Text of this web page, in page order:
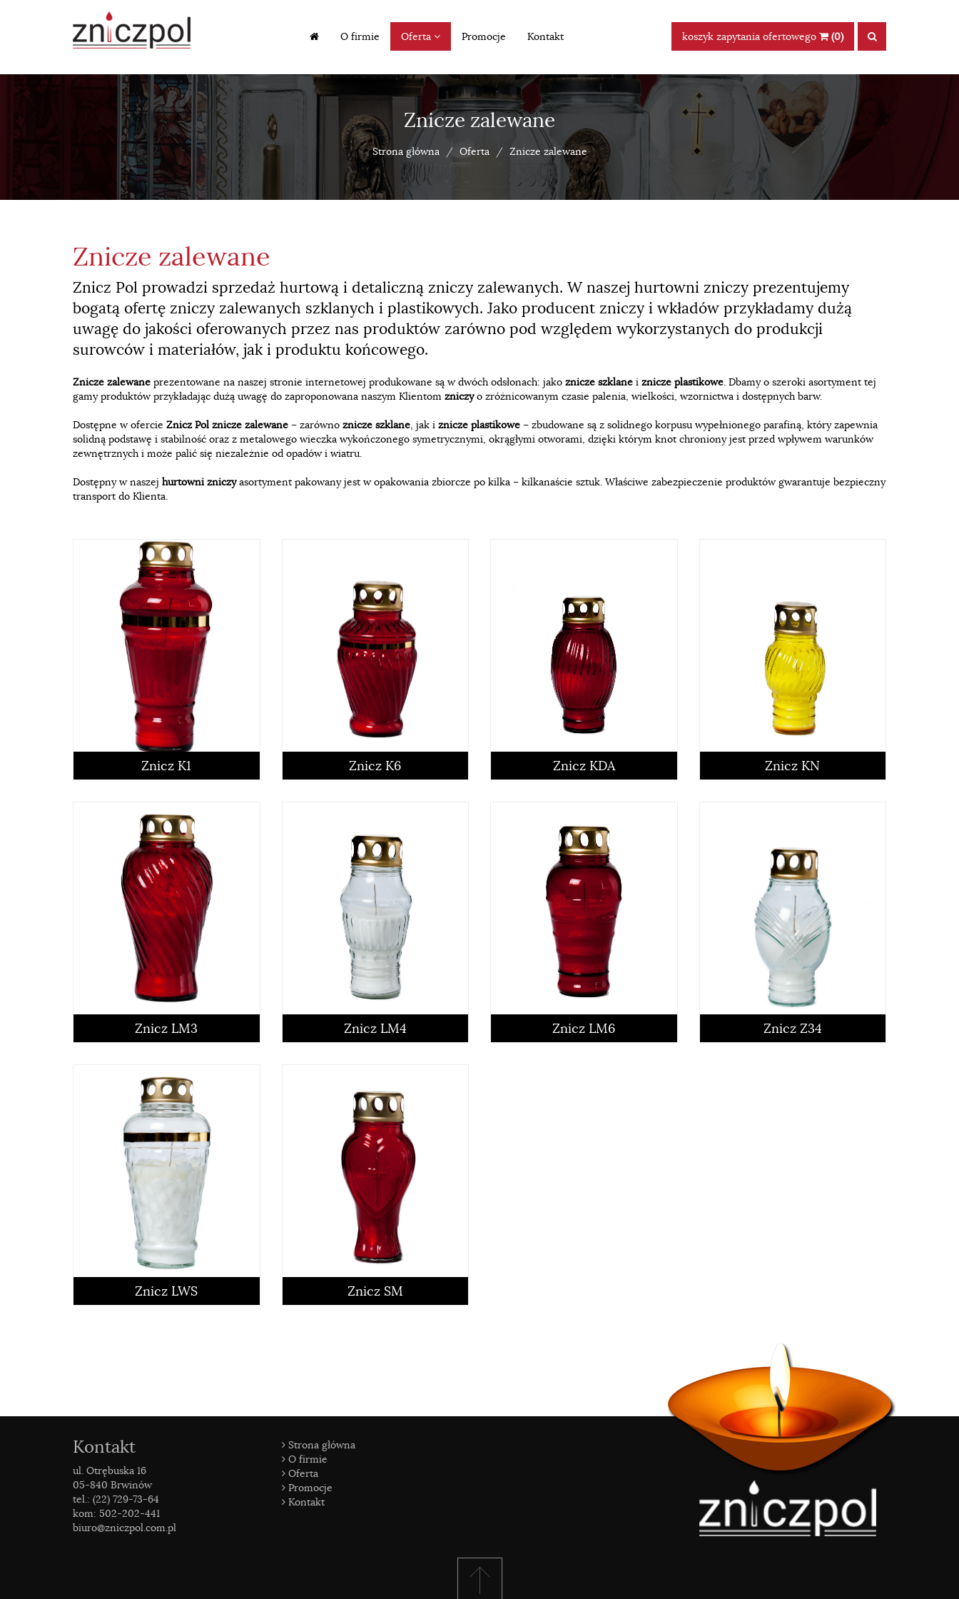
O firmie Oferta Promocje Kontakt koszyk zapytania ofertowego (0)
Znicze zalewane
Strona główna Oferta Znicze zalewane
Znicze zalewane
Znicz Pol prowadzi sprzedaż hurtową i detaliczną zniczy zalewanych. W naszej hurtowni zniczy prezentujemy
bogatą ofertę zniczy zalewanych szklanych i plastikowych. Jako producent zniczy i wkładów przykładamy dużą
uwagę do jakości oferowanych przez nas produktów zarówno pod względem wykorzystanych do produkcji
surowców i materiałów, jak i produktu końcowego.
Znicze zalewane prezentowane na naszej stronie internetowej produkowane są w dwóch odsłonach: jako znicze szklane i znicze plastikowe. Dbamy o szeroki asortyment tej
gamy produktów przykładając dużą uwagę do zaproponowana naszym Klientom zniczyo zróżnicowanym czasie palenia, wielkości, wzornictwa i dostępnych barw.
Dostępne w ofercie Znicz Pol znicze zalewane – zarówno znicze szklane, jak i znicze plastikowe – zbudowane są z solidnego korpusu wypełnionego parafiną, który zapewnia
solidną podstawę i stabilność oraz z metalowego wieczka wykończonego symetrycznymi, okrągłymi otworami, dzięki którym knot chroniony jest przed wpływem warunków
zewnętrznych i może palić się niezależnie od opadów i wiatru.
Dostępny w naszej hurtowni zniczyasortyment pakowany jest w opakowania zbiorcze po kilka – kilkanaście sztuk. Właściwe zabezpieczenie produktów gwarantuje bezpieczny
transport do Klienta.
Znicz K1
czytaj więcej
Znicz K6
czytaj więcej
Znicz KDA
czytaj więcej
Znicz KN
czytaj więcej
Znicz LM3
czytaj więcej
Znicz LM4
czytaj więcej
Znicz LM6 Znicz Z34
Znicz LWS
czytaj więcej
Znicz SM
Kontakt
ul. Otrębuska 16
05-840 Brwinów
tel.: (22) 729-73-64
kom: 502-202-441
biuro@zniczpol.com.pl
Strona główna
O firmie
Oferta
Promocje
Kontakt